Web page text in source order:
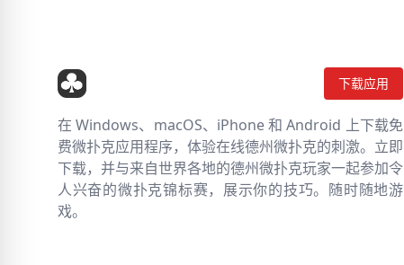
下载应用
在 Windows、macOS、iPhone 和 Android 上下载免
费微扑克应用程序，体验在线德州微扑克的刺激。立即
下载，并与来自世界各地的德州微扑克玩家一起参加令
人兴奋的微扑克锦标赛，展示你的技巧。随时随地游
戏。